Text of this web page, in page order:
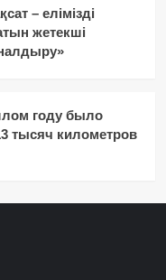
– елімізді
жетекші
году было
тысяч километров